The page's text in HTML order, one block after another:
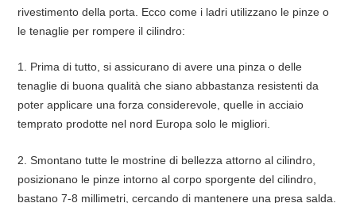
rivestimento della porta. Ecco come i ladri utilizzano le pinze o
le tenaglie per rompere il cilindro:
1. Prima di tutto, si assicurano di avere una pinza o delle
tenaglie di buona qualità che siano abbastanza resistenti da
poter applicare una forza considerevole, quelle in acciaio
temprato prodotte nel nord Europa solo le migliori.
2. Smontano tutte le mostrine di bellezza attorno al cilindro,
posizionano le pinze intorno al corpo sporgente del cilindro,
bastano 7-8 millimetri, cercando di mantenere una presa salda.